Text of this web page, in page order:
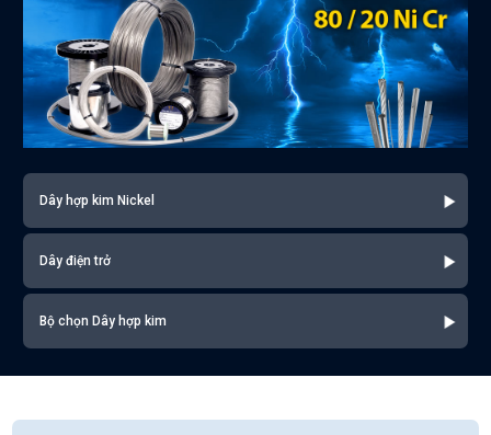
Dây hợp kim Nickel
Dây điện trở
Bộ chọn Dây hợp kim